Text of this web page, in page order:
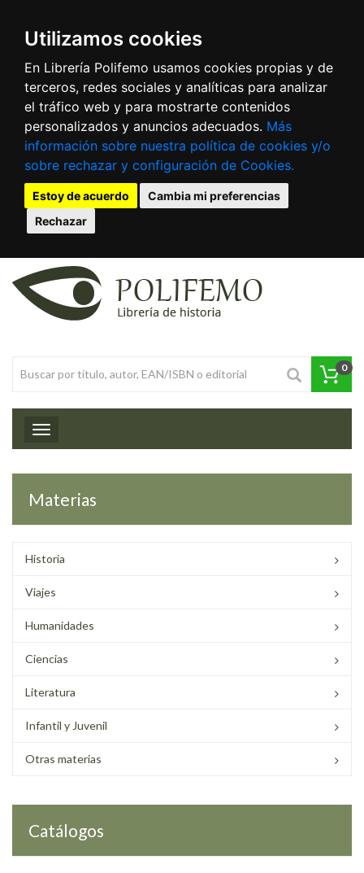
Utilizamos cookies
En Librería Polifemo usamos cookies propias y de
terceros, redes sociales y analíticas para analizar
el tráfico web y para mostrarte contenidos
personalizados y anuncios adecuados. Más
información sobre nuestra política de cookies y/o
sobre rechazar y configuración de Cookies.
Estoy de acuerdo
Cambia mi preferencias
Rechazar
0
Toggle navigation
Materias
Historia
Viajes
Humanidades
Ciencias
Literatura
Infantil y Juvenil
Otras materias
Catálogos